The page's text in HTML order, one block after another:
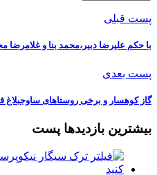
پست قبلی
با حکم علیرضا دبیر،محمد بنا و
پست بعدی
گاز کوهسار و برخی روستاهای
بیشترین بازدیدها پست